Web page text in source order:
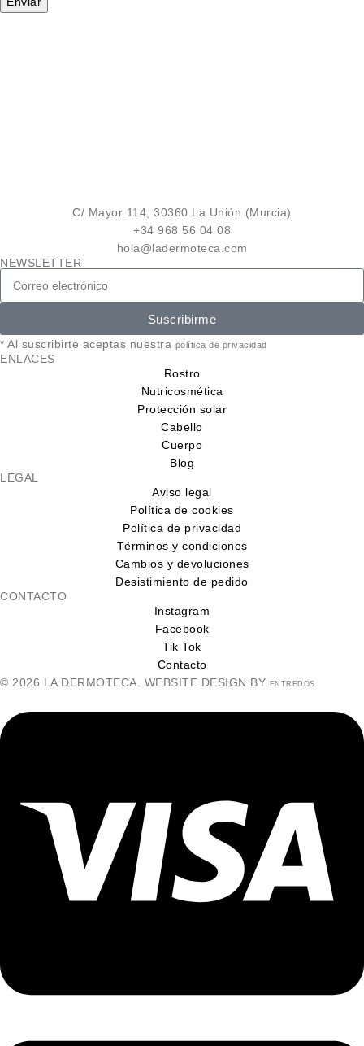
C/ Mayor 114, 30360 La Unión (Murcia)
+34 968 56 04 08
hola@ladermoteca.com
NEWSLETTER
Suscribirme
* Al suscribirte aceptas nuestra política de privacidad
ENLACES
Rostro
Nutricosmética
Protección solar
Cabello
Cuerpo
Blog
LEGAL
Aviso legal
Política de cookies
Política de privacidad
Términos y condiciones
Cambios y devoluciones
Desistimiento de pedido
CONTACTO
Instagram
Facebook
Tik Tok
Contacto
© 2026 LA DERMOTECA. WEBSITE DESIGN BY ENTREDOS